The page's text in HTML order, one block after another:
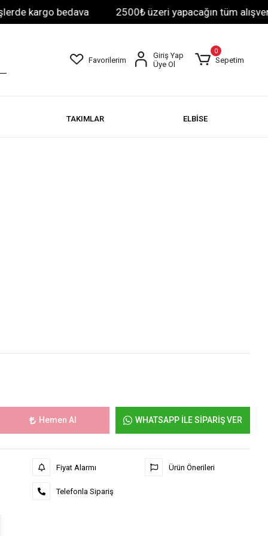
kargo bedava 2500₺ üzeri yapacağın tüm
Favorilerim
Giriş Yap
Üye Ol
0
Sepetim
TAKIMLAR ELBİSE
Hemen Al WHATSAPP İLE SİPARİŞ VER
Fiyat Alarmı
Telefonla Sipariş
Ürün Önerileri